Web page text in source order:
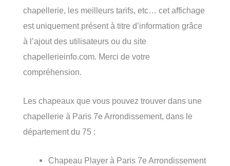
chapellerie, les meilleurs tarifs, etc… cet affichage
est uniquement présent à titre d’information grâce
à l’ajout des utilisateurs ou du site
chapellerieinfo.com. Merci de votre
compréhension.
Les chapeaux que vous pouvez trouver dans une
chapellerie à Paris 7e Arrondissement, dans le
département du 75 :
Chapeau Player à Paris 7e Arrondissement